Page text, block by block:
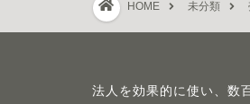
HOME 未分類
法人を効果的に使い、数